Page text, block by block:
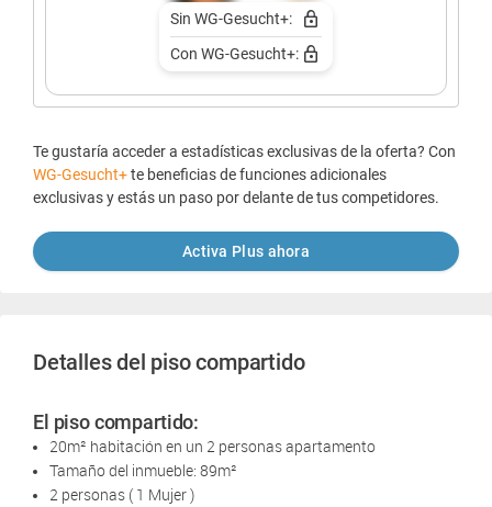
Sin WG-Gesucht+:
Con WG-Gesucht+:
Te gustaría acceder a estadísticas exclusivas de la oferta? Con
WG-Gesucht+te beneficias de funciones adicionales
exclusivas y estás un paso por delante de tus competidores.
Activa Plus ahora
Detalles del piso compartido
El piso compartido:
20m² habitación en un 2 personas apartamento
Tamaño del inmueble: 89m²
2 personas ( 1 Mujer )